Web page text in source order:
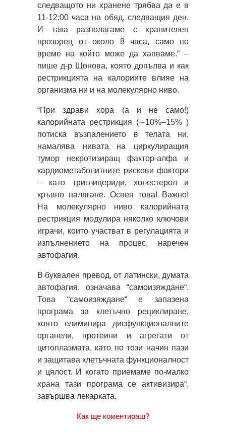
следващото ни хранене трябва да е в
11-12:00 часа на обяд, следващия ден.
И така разполагаме с хранителен
прозорец от около 8 часа, само по
време на който може да хапваме.“ –
пише д-р Щонова, която допълва и как
рестрикцията на калориите влияе на
организма ни и на молекулярно ниво.
“При здрави хора (а и не само!)
калорийната рестрикция (∼10%–15% )
потиска възпалението в телата ни,
намалява нивата на циркулиращия
тумор некротизиращ фактор-алфа и
кардиометаболитните рискови фактори
– като триглицериди, холестерол и
кръвно налягане. Освен това! Важно!
На молекулярно ниво калорийната
рестрикция модулира няколко ключови
играчи, които участват в регулацията и
изпълнението на процес, наречен
автофагия.
В буквален превод, от латински, думата
автофагия, означава “самоизяждане“.
Това “самоизяждане“ е запазена
програма за клетъчно рециклиране,
която елиминира дисфункционалните
органели, протеини и агрегати от
цитоплазмата, като по този начин пази
и защитава клетъчната функционалност
и цялост. И когато приемаме по-малко
храна тази програма се активизира“,
завършва лекарката.
Как ще коментираш?